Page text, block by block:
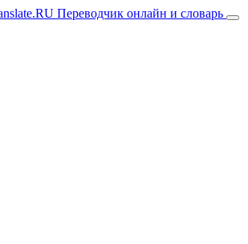
Переводчик онлайн и словарь